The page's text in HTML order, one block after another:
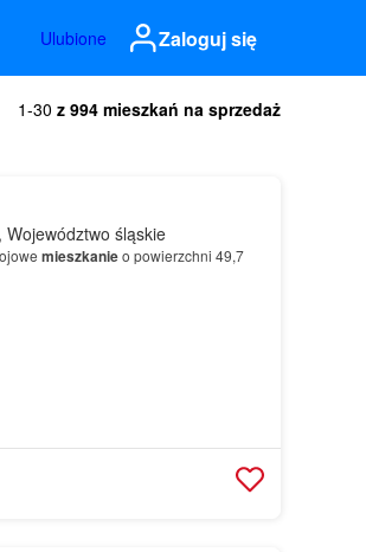
Ulubione Zaloguj się
1-30 z 994 mieszkań na sprzedaż
śląskie
mieszkanieo powierzchni 49,7